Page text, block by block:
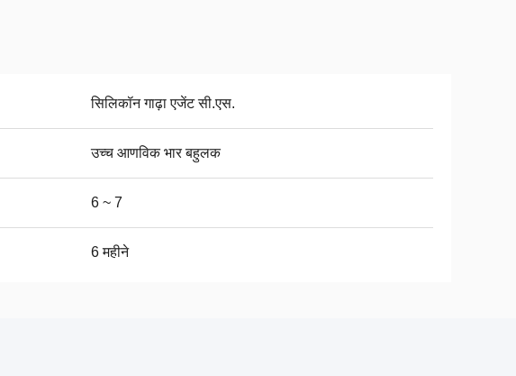
सिलिकॉन गाढ़ा एजेंट सी.एस.
उच्च आणविक भार बहुलक
6 ~ 7
6 महीने